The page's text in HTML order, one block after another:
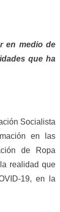
en medio de
que ha
Socialista
en las
de Ropa
realidad que
19, en la